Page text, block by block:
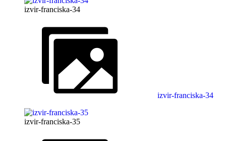
izvir-franciska-34
izvir-franciska-34
izvir-franciska-35